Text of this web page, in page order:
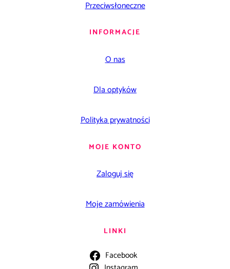
Przeciwsłoneczne
INFORMACJE
O nas
Dla optyków
Polityka prywatności
MOJE KONTO
Zaloguj się
Moje zamówienia
LINKI
Facebook